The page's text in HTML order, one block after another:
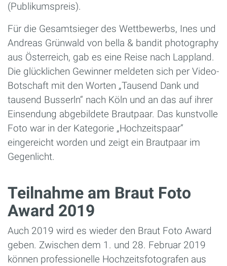
(Publikumspreis).
Für die Gesamtsieger des Wettbewerbs, Ines und
Andreas Grünwald von bella & bandit photography
aus Österreich, gab es eine Reise nach Lappland.
Die glücklichen Gewinner meldeten sich per Video-
Botschaft mit den Worten „Tausend Dank und
tausend Busserln“ nach Köln und an das auf ihrer
Einsendung abgebildete Brautpaar. Das kunstvolle
Foto war in der Kategorie „Hochzeitspaar“
eingereicht worden und zeigt ein Brautpaar im
Gegenlicht.
Teilnahme am Braut Foto
Award 2019
Auch 2019 wird es wieder den Braut Foto Award
geben. Zwischen dem 1. und 28. Februar 2019
können professionelle Hochzeitsfotografen aus